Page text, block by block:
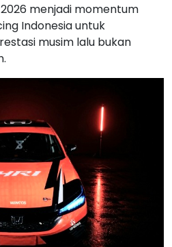
menjadi momentum
Indonesia untuk
musim lalu bukan